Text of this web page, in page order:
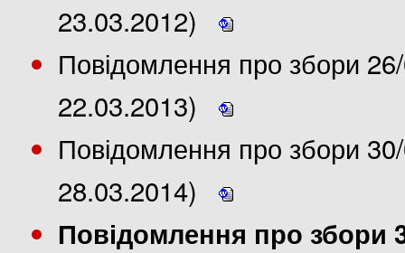
23.03.2012)
Повідомлення про збори
22.03.2013)
Повідомлення про збори
28.03.2014)
Повідомлення про збори